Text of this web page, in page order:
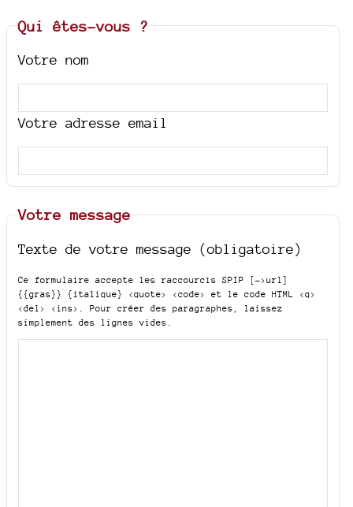
Qui êtes-vous ?
Votre nom
Votre adresse email
Votre message
Texte de votre message (obligatoire)
Ce formulaire accepte les raccourcis SPIP
[->url]
{{gras}} {italique} <quote> <code>
et le code HTML <q>
<del> <ins>
. Pour créer des paragraphes, laissez
simplement des lignes vides.